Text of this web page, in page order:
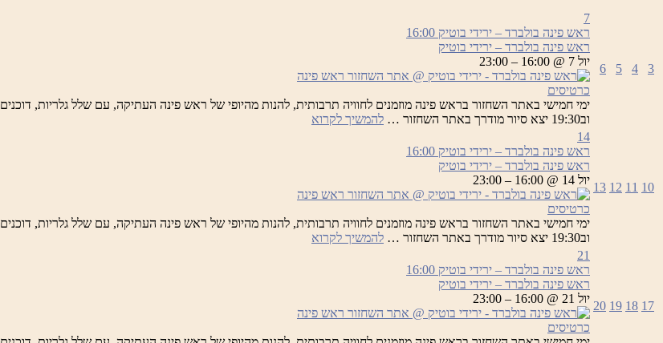
3
4
5
6
7
ראש פינה בולברד – ירידי בוטיק 16:00
ראש פינה בולברד – ירידי בוטיק
יול 7 @ 16:00 – 23:00
כרטיסים
וב19:30 יצא סיור מודרך באתר השחזור …
להמשיך לקרוא
בוטיק
10
11
12
13
14
ראש פינה בולברד – ירידי בוטיק 16:00
ראש פינה בולברד – ירידי בוטיק
יול 14 @ 16:00 – 23:00
כרטיסים
וב19:30 יצא סיור מודרך באתר השחזור …
להמשיך לקרוא
בוטיק
17
18
19
20
21
ראש פינה בולברד – ירידי בוטיק 16:00
ראש פינה בולברד – ירידי בוטיק
יול 21 @ 16:00 – 23:00
כרטיסים